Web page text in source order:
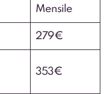
Mensile
279€
353€